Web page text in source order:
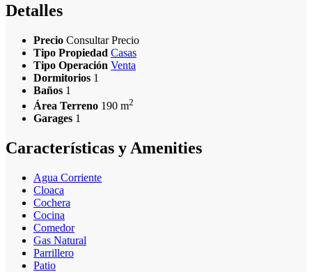
Detalles
Precio Consultar Precio
Tipo Propiedad Casas
Tipo Operación Venta
Dormitorios 1
Baños 1
Área Terreno 190 m2
Garages 1
Características y Amenities
Agua Corriente
Cloaca
Cochera
Cocina
Comedor
Gas Natural
Parrillero
Patio